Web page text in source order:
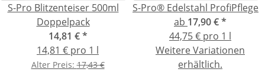
S-Pro Blitzenteiser 500ml
Doppelpack
14,81 €*
14,81 € pro 1 l
Alter Preis:17,43 €
S-Pro® Edelstahl ProfiPflege
ab 17,90 €*
44,75 € pro 1 l
Weitere Variationen
erhältlich.